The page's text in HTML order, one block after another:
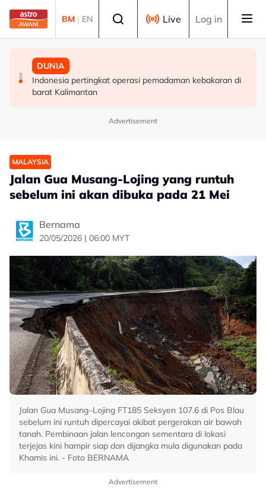
Skip to main content
BM | EN Live Log in
MALAYSIA
MCKK perlu lakar semula peranan dalam era moden -
Sultan Nazrin
DUNIA
Finland tutup semua laluan haiwan di sempadan dengan
Rusia susulan demam babi Afrika
DUNIA
Indonesia pertingkat operasi pemadaman kebakaran di
barat Kalimantan
Advertisement
MALAYSIA
Jalan Gua Musang-Lojing yang runtuh
sebelum ini akan dibuka pada 21 Mei
Bernama
20/05/2026 | 06:00 MYT
Jalan Gua Musang–Lojing FT185 Seksyen 107.6 di Pos Blau
sebelum ini runtuh dipercayai akibat pergerakan air bawah
tanah. Pembinaan jalan lencongan sementara di lokasi
terjejas kini hampir siap dan dijangka mula digunakan pada
Khamis ini. - Foto BERNAMA
Advertisement